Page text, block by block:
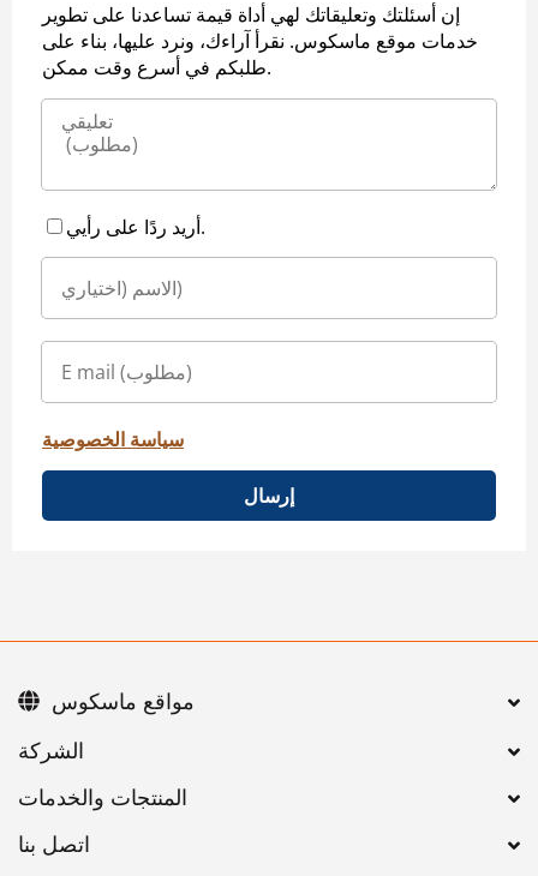
إن أسئلتك وتعليقاتك لهي أداة قيمة تساعدنا على تطوير
خدمات موقع ماسكوس. نقرأ آراءك، ونرد عليها، بناء على
طلبكم في أسرع وقت ممكن.
أريد ردًا على رأيي.
سياسة الخصوصية
إرسال
اتصل بنا
مواقع ماسكوس